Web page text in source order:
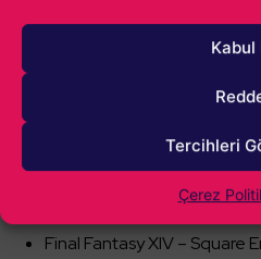
Kabul
Tercihleri
Çerez
Venba – Visai Games
Best Ongoing (En
Apex Legends – Respawn
Cyberpunk 2077 – CD
Final Fantasy XIV – Square